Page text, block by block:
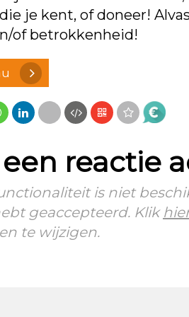
je kent, of doneer!
of betrokkenheid!
reactie
is niet
geaccepteerd. Klik
te wijzigen.